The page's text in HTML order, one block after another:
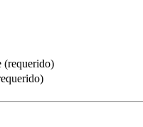
(requerido)